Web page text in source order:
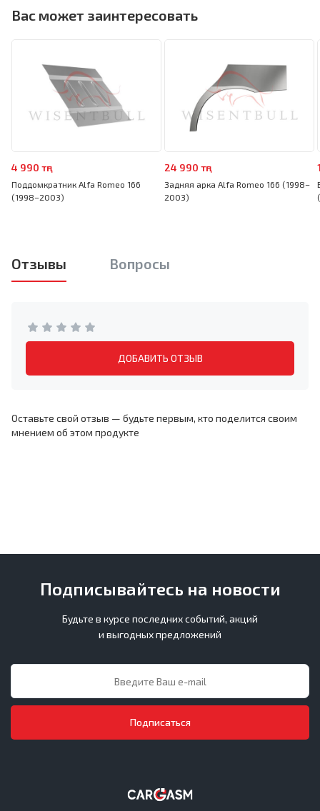
Вас может заинтересовать
4 990 тңг
Поддомкратник Alfa Romeo 166
(1998–2003)
24 990 тңг
Задняя арка Alfa Romeo 166 (1998–
2003)
Отзывы Вопросы
ДОБАВИТЬ ОТЗЫВ
Оставьте свой отзыв — будьте первым, кто поделится своим
мнением об этом продукте
Подписывайтесь на новости
Будьте в курсе последних событий, акций
и выгодных предложений
Подписаться